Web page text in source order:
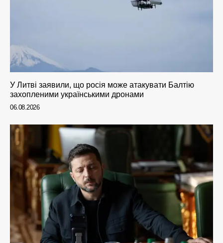
У Литві заявили, що росія може атакувати Балтію
захопленими українськими дронами
06.08.2026